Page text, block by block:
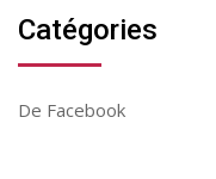
Catégories
De Facebook